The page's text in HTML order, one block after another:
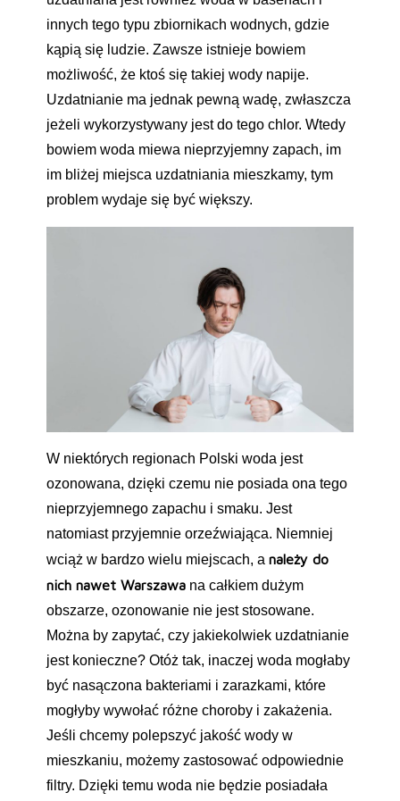
innych tego typu zbiornikach wodnych, gdzie
kąpią się ludzie. Zawsze istnieje bowiem
możliwość, że ktoś się takiej wody napije.
Uzdatnianie ma jednak pewną wadę, zwłaszcza
jeżeli wykorzystywany jest do tego chlor. Wtedy
bowiem woda miewa nieprzyjemny zapach, im
im bliżej miejsca uzdatniania mieszkamy, tym
problem wydaje się być większy.
W niektórych regionach Polski woda jest
ozonowana, dzięki czemu nie posiada ona tego
nieprzyjemnego zapachu i smaku. Jest
natomiast przyjemnie orzeźwiająca. Niemniej
wciąż w bardzo wielu miejscach, a należy do
nich nawet Warszawa na całkiem dużym
obszarze, ozonowanie nie jest stosowane.
Można by zapytać, czy jakiekolwiek uzdatnianie
jest konieczne? Otóż tak, inaczej woda mogłaby
być nasączona bakteriami i zarazkami, które
mogłyby wywołać różne choroby i zakażenia.
Jeśli chcemy polepszyć jakość wody w
mieszkaniu, możemy zastosować odpowiednie
filtry. Dzięki temu woda nie będzie posiadała